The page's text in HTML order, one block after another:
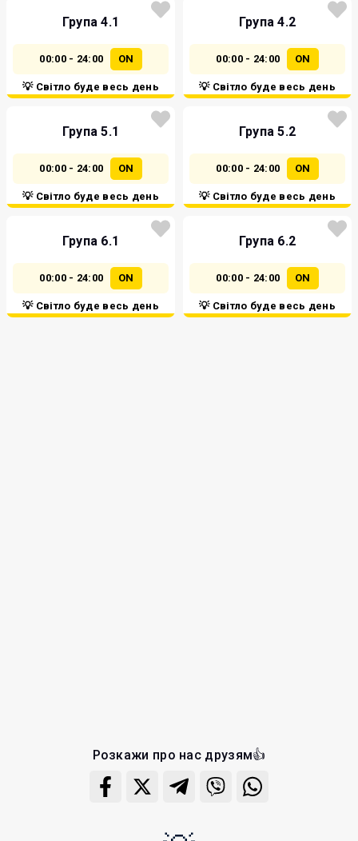
Група 4.1
00:00 - 24:00 ON
💡 Світло буде весь день
Група 4.2
00:00 - 24:00 ON
💡 Світло буде весь день
Група 5.1
00:00 - 24:00 ON
💡 Світло буде весь день
Група 5.2
00:00 - 24:00 ON
💡 Світло буде весь день
Група 6.1
00:00 - 24:00 ON
💡 Світло буде весь день
Група 6.2
00:00 - 24:00 ON
💡 Світло буде весь день
Розкажи про нас друзям👍